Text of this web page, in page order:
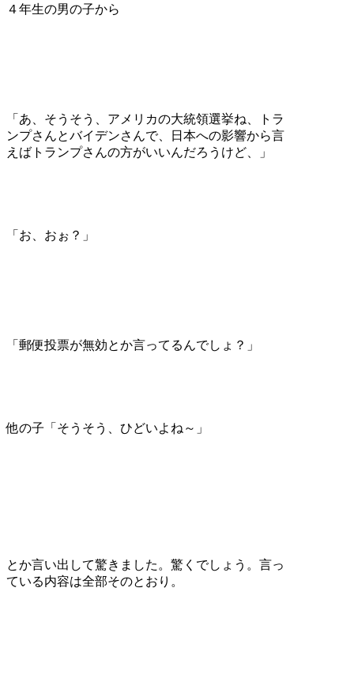
４年生の男の子から
「あ、そうそう、アメリカの大統領選挙ね、トラ
ンプさんとバイデンさんで、日本への影響から言
えばトランプさんの方がいいんだろうけど、」
「お、おぉ？」
「郵便投票が無効とか言ってるんでしょ？」
他の子「そうそう、ひどいよね～」
とか言い出して驚きました。驚くでしょう。言っ
ている内容は全部そのとおり。